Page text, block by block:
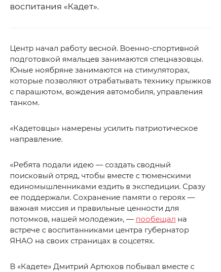
воспитания «Кадет».
Центр начал работу весной. Военно-спортивной
подготовкой ямальцев занимаются спецназовцы.
Юные ноябряне занимаются на стимуляторах,
которые позволяют отрабатывать технику прыжков
с парашютом, вождения автомобиля, управления
танком.
«Кадетовцы» намерены усилить патриотическое
направление.
«Ребята подали идею — создать сводный
поисковый отряд, чтобы вместе с тюменскими
единомышленниками ездить в экспедиции. Сразу
ее поддержали. Сохранение памяти о героях —
важная миссия и правильные ценности для
потомков, нашей молодежи», — пообещал на
встрече с воспитанниками центра губернатор
ЯНАО на своих страницах в соцсетях.
В «Кадете» Дмитрий Артюхов побывал вместе с